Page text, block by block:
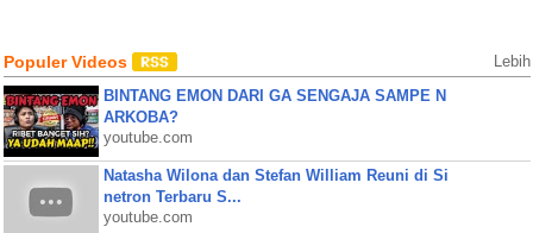
Populer Videos Lebih
BINTANG EMON DARI GA SENGAJA SAMPE N
ARKOBA?
youtube.com
Natasha Wilona dan Stefan William Reuni di Si
netron Terbaru S...
youtube.com